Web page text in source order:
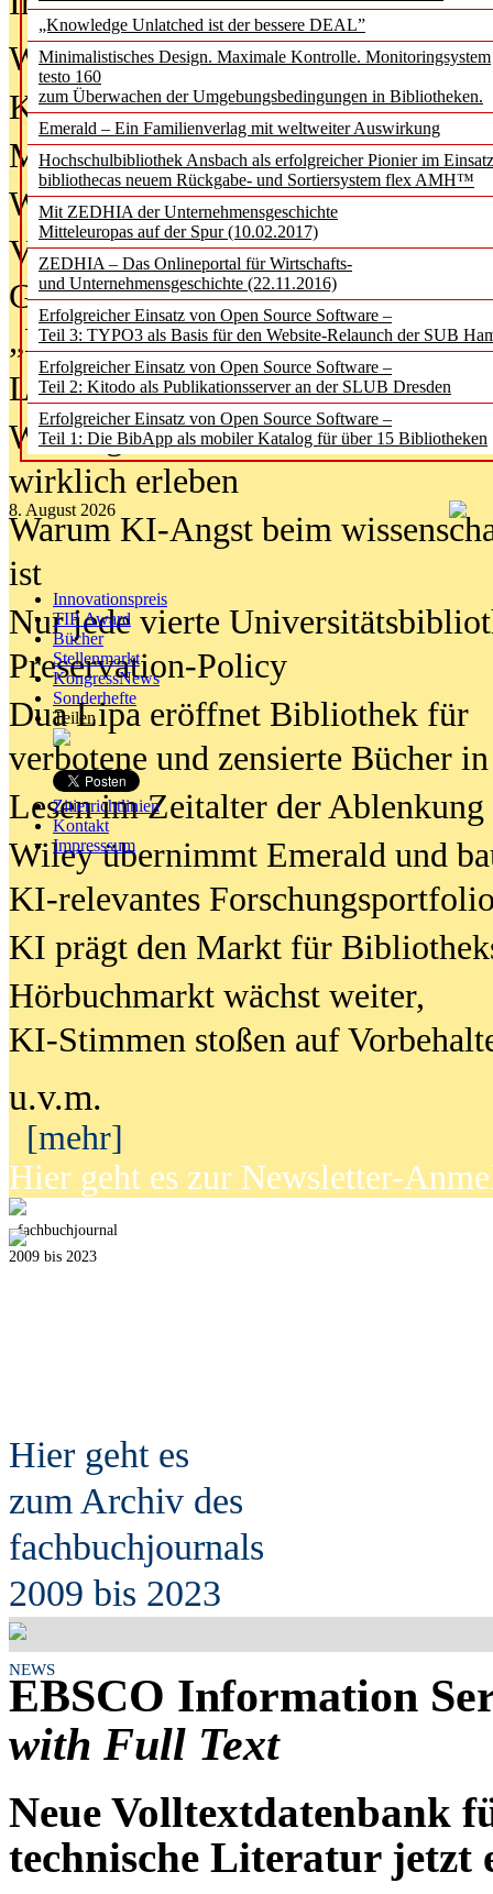
„Knowledge Unlatched ist der bessere DEAL”
Minimalistisches Design. Maximale Kontrolle. Monitoringsystem
testo 160
zum Überwachen der Umgebungsbedingungen in Bibliotheken.
Emerald – Ein Familienverlag mit weltweiter Auswirkung
Hochschulbibliothek Ansbach als erfolgreicher Pionier im
bibliothecas neuem Rückgabe- und Sortiersystem flex AMH™
Mit ZEDHIA der Unternehmensgeschichte
Mitteleuropas auf der Spur (10.02.2017)
ZEDHIA – Das Onlineportal für Wirtschafts-
und Unternehmensgeschichte (22.11.2016)
Erfolgreicher Einsatz von Open Source Software –
Teil 3: TYPO3 als Basis für den Website-Relaunch der SUB
Erfolgreicher Einsatz von Open Source Software –
Teil 2: Kitodo als Publikationsserver an der SLUB Dresden
Erfolgreicher Einsatz von Open Source Software –
Teil 1: Die BibApp als mobiler Katalog für über 15 Bibliotheken
8. August 2026
Innovationspreis
TIP Award
Bücher
Stellenmarkt
KongressNews
Sonderhefte
Teilen
Zitierrichtlinien
Kontakt
Impresssum
Was Hochschul­bibliotheken von
Kinder in der digitalen Welt
Metadaten als Infrastruktur
Wenn Bots katalogisieren
Von Abschlusskleidern bis
Geisterjagd-Ausrüstung in der
„Library of Things“ unterwegs
Lesen als Infrastrukturaufgabe
Wie Jugendliche Social Media
wirklich erleben
Warum KI-Angst beim
ist
Nur jede vierte
Preservation-Policy
Dua Lipa eröffnet Bibliothek für
verbotene und zensierte Bücher
Lesen im Zeitalter der Ablenkung
Wiley übernimmt Emerald und
KI-relevantes
KI prägt den Markt für
Hörbuchmarkt wächst weiter,
KI-Stimmen stoßen auf
u.v.m.
[mehr]
Hier geht es zur Newsletter-
fachbuchjournal
2009 bis 2023
Hier geht es
zum Archiv des
fachbuchjournals
2009 bis 2023
NEWS
EBSCO Information
with Full Text
Neue Volltextdatenbank
technische Literatur jetzt